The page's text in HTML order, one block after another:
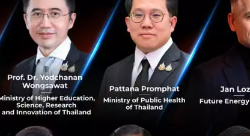
ห้เราสามารถสร้างประสบการณ์การช็อปปิ้งแบบไร้รอย
เดินช็อปปิ้งในห้างฯ ช็อปปิ้งออนไลน์ที่บ้าน หรือผ่านสมา
จ และวันนี้ ผู้นำสตรีของเราก็ได้แสดงให้เห็นถึงศักยภาพ
AI อย่างก้าวกระโดดในทุกอุตสาหกรรม” คุณปฐมา จัน
ประเทศอินโดจีน และกรรมการผู้จัดการใหญ่ IBM
งโควิด-19 จะทำให้ธุรกิจทั่วโลกต้องเผชิญกับความยาก